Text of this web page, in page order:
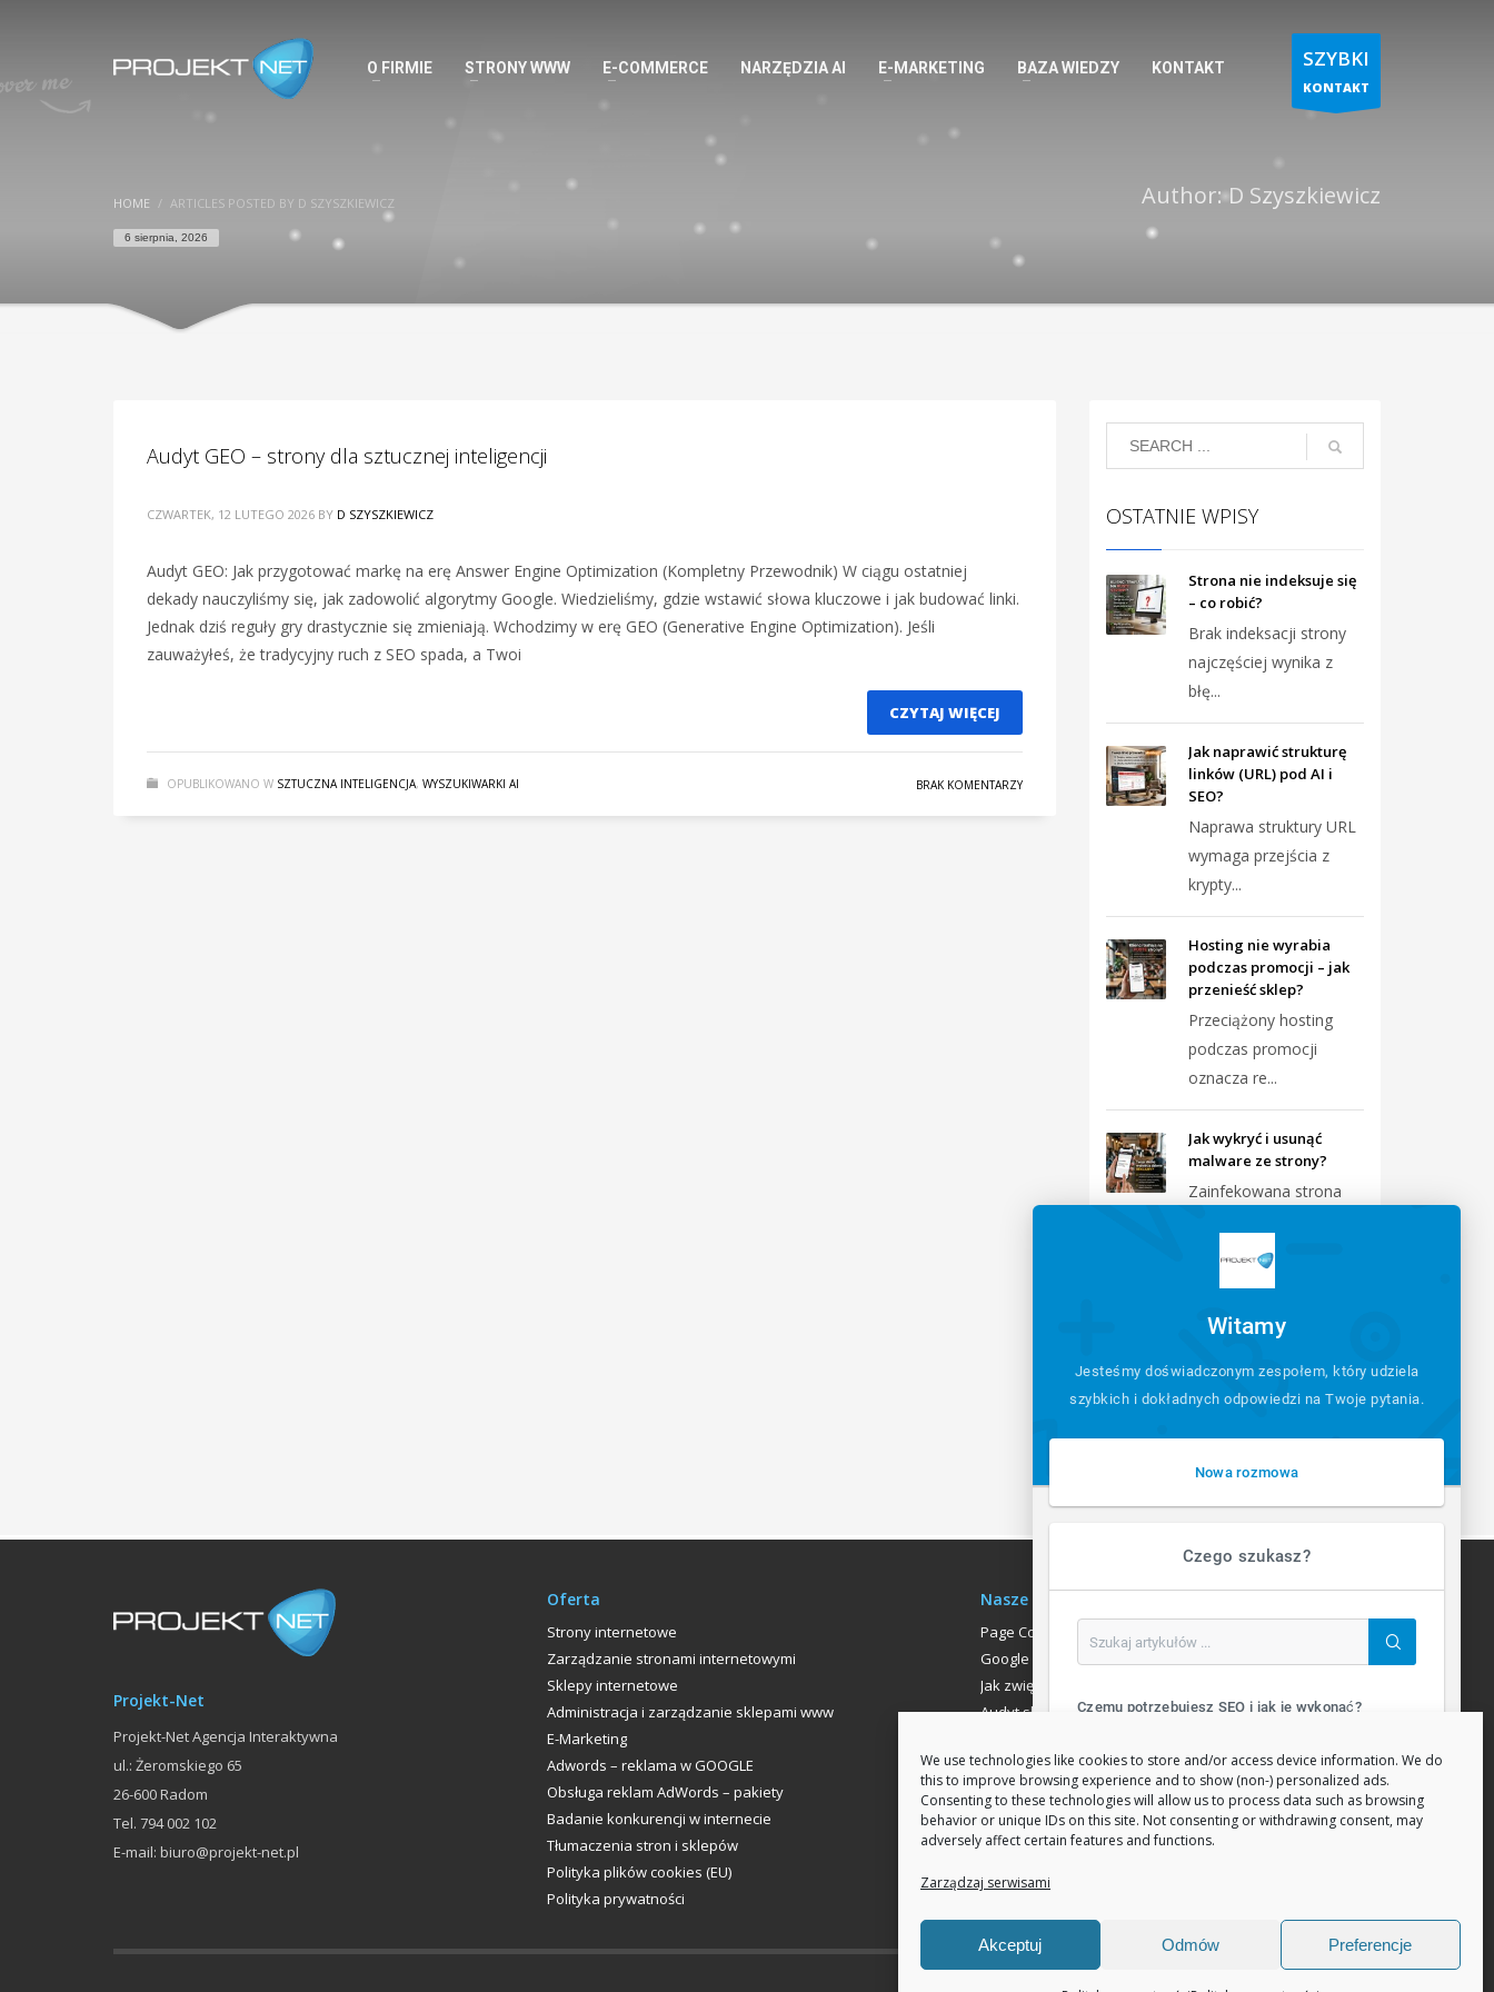
We use technologies like cookies to store and/or access device information. We do
this to improve browsing experience and to show (non-) personalized ads.
Consenting to these technologies will allow us to process data such as browsing
behavior or unique IDs on this site. Not consenting or withdrawing consent, may
adversely affect certain features and functions.
Zarządzaj serwisami
Akceptuj Odmów Preferencje
O FIRMIE STRONY WWW E-COMMERCE NARZĘDZIA AI E-MARKETING BAZA WIEDZY KONTAKT SZYBKI
KONTAKT
HOME ARTICLES POSTED BY D SZYSZKIEWICZ
6 sierpnia, 2026
Author:D Szyszkiewicz
Audyt GEO – strony dla sztucznej inteligencji
CZWARTEK, 12 LUTEGO 2026 BY D SZYSZKIEWICZ
Audyt GEO: Jak przygotować markę na erę Answer Engine Optimization (Kompletny Przewodnik) W ciągu ostatniej
dekady nauczyliśmy się, jak zadowolić algorytmy Google. Wiedzieliśmy, gdzie wstawić słowa kluczowe i jak budować linki.
Jednak dziś reguły gry drastycznie się zmieniają. Wchodzimy w erę GEO (Generative Engine Optimization). Jeśli
zauważyłeś, że tradycyjny ruch z SEO spada, a Twoi
CZYTAJ WIĘCEJ
OPUBLIKOWANO W SZTUCZNA INTELIGENCJA, WYSZUKIWARKI AI BRAK KOMENTARZY
OSTATNIE WPISY
Strona nie indeksuje się
– co robić?
Brak indeksacji strony
najczęściej wynika z
błę...
Jak naprawić strukturę
linków (URL) pod AI i
SEO?
Naprawa struktury URL
wymaga przejścia z
krypty...
Hosting nie wyrabia
podczas promocji – jak
przenieść sklep?
Przeciążony hosting
podczas promocji
oznacza re...
Jak wykryć i usunąć
malware ze strony?
Zainfekowana strona
natychmiastowej izol...
wysyłać maile – jak
Najczęstszym
powodem braku maili z
formularzy j...
Projekt-Net
Projekt-Net Agencja Interaktywna
ul.: Żeromskiego 65
26-600 Radom
Tel. 794 002 102
E-mail: biuro@projekt-net.pl
Oferta
Strony internetowe
Zarządzanie stronami internetowymi
Sklepy internetowe
Administracja i zarządzanie sklepami www
E-Marketing
Adwords – reklama w GOOGLE
Obsługa reklam AdWords – pakiety
Badanie konkurencji w internecie
Tłumaczenia stron i sklepów
Polityka plików cookies (EU)
Polityka prywatności
Nasze usługi
Page Communication
Google Analitycs
Jak zwiększyć liczbę klientów
Audyt sklepu internetowego
Witamy
Jesteśmy doświadczonym zespołem, który udziela
szybkich i dokładnych odpowiedzi na Twoje pytania.
Nowa rozmowa
Czego szukasz?
Czemu potrzebujesz SEO i jak je wykonać?
Jak zwiększyć sprzedaż sklepu w internecie?
Sprzedaż w intrenecie wiąże się z kilkoma czynnikami które wpływają na ilość zamówień. Załóżmy, że d...